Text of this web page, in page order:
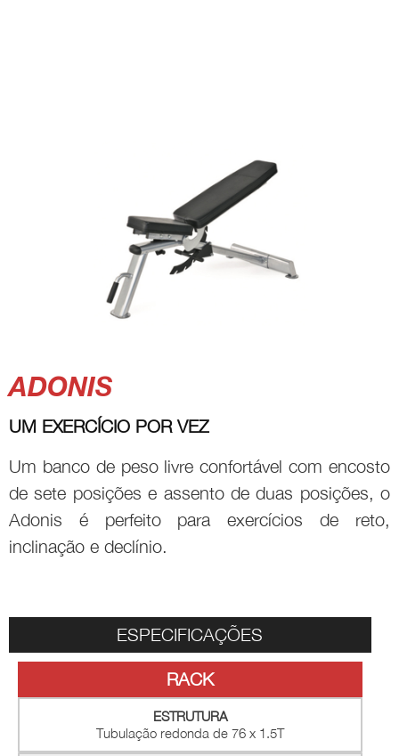
ADONIS
UM EXERCÍCIO POR VEZ
Um banco de peso livre confortável com encosto
de sete posições e assento de duas posições, o
Adonis é perfeito para exercícios de reto,
inclinação e declínio.
ESPECIFICAÇÕES
RACK
ESTRUTURA
Tubulação redonda de 76 x 1.5T